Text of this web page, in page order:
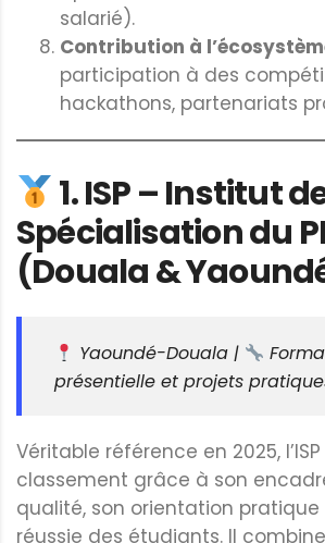
salarié).
Contribution à
participation à des
hackathons, partenariats
1.ISP – Institut
Spécialisation du
(Douala &
Yaoundé-Douala |
présentielle et projets
Véritable référence en 2025,
classement grâce à son
qualité, son orientation pratique
réussie des étudiants. Il